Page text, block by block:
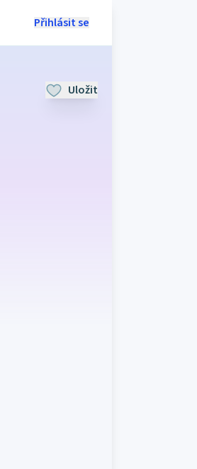
Přihlásit se
Uložit